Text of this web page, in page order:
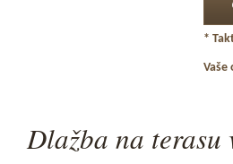
*
Dlažba na terasu